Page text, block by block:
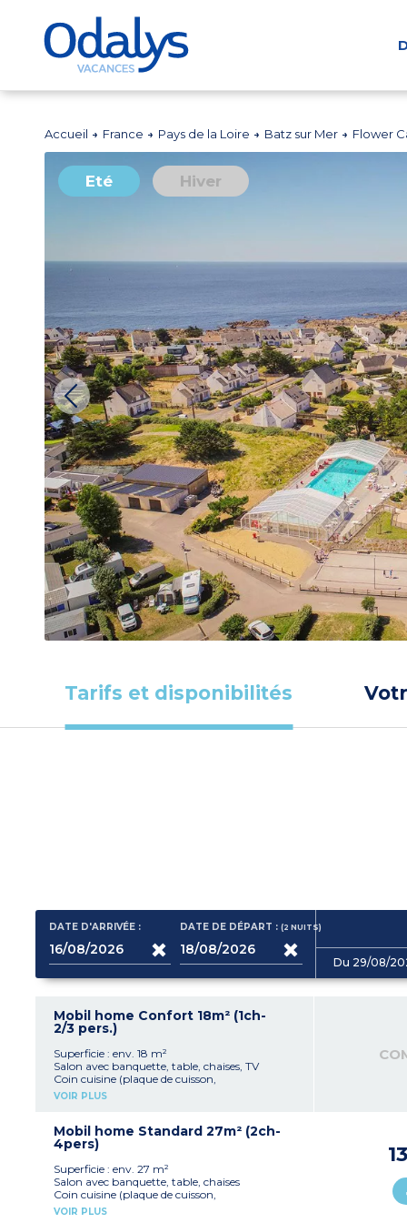
Accueil France Pays de la Loire Batz sur Mer Flower
Eté Hiver
Tarifs et disponibilités
DATE D'ARRIVÉE : DATE DE DÉPART :(2NUITS)
Du 29/08/
Mobil home Confort 18m² (1ch-
2/3 pers.)
Superficie : env. 18 m²
Salon avec banquette, table, chaises, TV
Coin cuisine (plaque de cuisson,
réfrigérateur/congélateur, micro-ondes,
1 salle d'eau avec douche, lavabo et WC
Terrasse semi-couverte avec salon de jardin
Capacité max. 2 personnes bébé inclus
VOIR PLUS
Mobil home Standard 27m² (2ch-
4pers)
Superficie : env. 27 m²
Salon avec banquette, table, chaises
Coin cuisine (plaque de cuisson,
réfrigérateur/congélateur, micro-ondes,
VOIR PLUS